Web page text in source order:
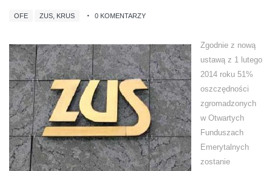
OFE ZUS, KRUS 0 KOMENTARZY
Zgodnie z nową
ustawą z 1 lutego
2014 roku 51%
oszczędności
zgromadzonych
w Otwartych
Funduszach
Emerytalnych
zostanie